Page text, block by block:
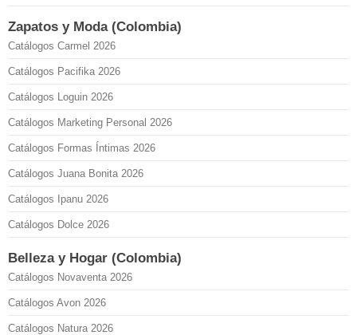
Zapatos y Moda (Colombia)
Catálogos Carmel 2026
Catálogos Pacifika 2026
Catálogos Loguin 2026
Catálogos Marketing Personal 2026
Catálogos Formas Íntimas 2026
Catálogos Juana Bonita 2026
Catálogos Ipanu 2026
Catálogos Dolce 2026
Belleza y Hogar (Colombia)
Catálogos Novaventa 2026
Catálogos Avon 2026
Catálogos Natura 2026